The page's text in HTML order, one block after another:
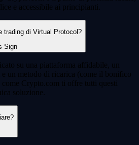
e accessibile ai principianti.
trading di Virtual Protocol?
su una piattaforma affidabile, un
un metodo di ricarica (come il bonifico
Crypto.com ti offre tutti questi
soluzione.